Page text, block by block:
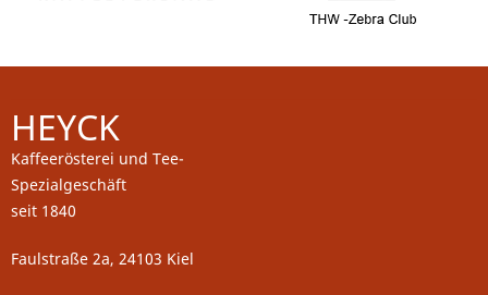
HEYCK
Kaffeerösterei und Tee-
Spezialgeschäft
seit 1840
Faulstraße 2a, 24103 Kiel